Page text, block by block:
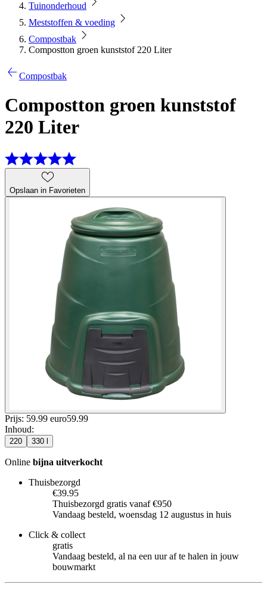
Tuinonderhoud
Meststoffen & voeding
Compostbak
Compostton groen kunststof 220 Liter
Compostbak
Compostton groen kunststof
220 Liter
Opslaan in Favorieten
Prijs: 59.99 euro59.99
Inhoud:
220 330 l
Online bijna uitverkocht
Thuisbezorgd
€39.95
Thuisbezorgd gratis vanaf €950
Vandaag besteld, woensdag 12 augustus in huis
Click & collect
gratis
Vandaag besteld, al na een uur af te halen in jouw
bouwmarkt